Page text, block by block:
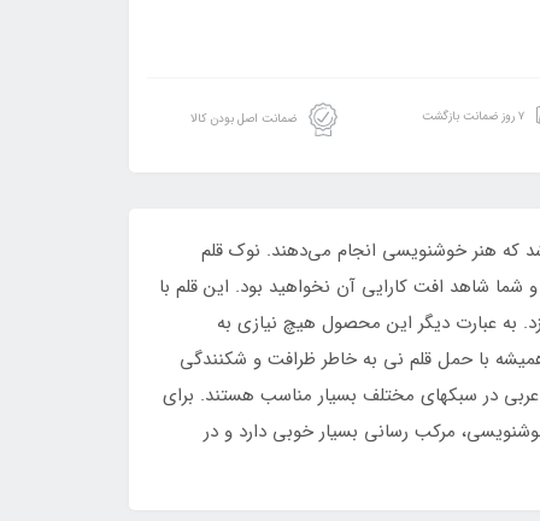
۷ روز ضمانت بازگشت ضمانت اصل بودن کالا
که هنر خوشنویسی انجام می‌دهند. نوک قلم
شاهد افت کارایی آن نخواهید بود. این قلم با
به عبارت دیگر این محصول هیچ نیازی به
همیشه با حمل قلم نی به خاطر ظرافت و شکنندگی
در سبکهای مختلف بسیار مناسب هستند. برای
مرکب رسانی بسیار خوبی دارد و در